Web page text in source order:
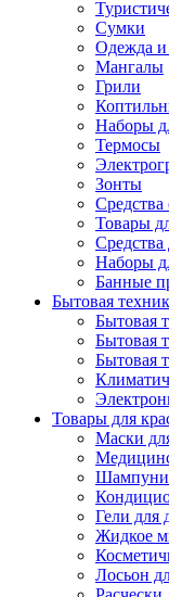
Сумки
Одежда и
Мангалы
Грили
Наборы
Термосы
Зонты
Средства
Товары
Средства
Наборы
Банные
Бытовая
Бытовая
Бытовая
Бытовая
Товары для
Маски
Шампуни
Гели для
Жидкое
Лосьон